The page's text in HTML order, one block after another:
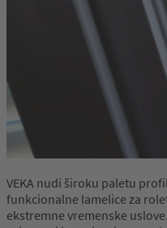
VEKA nudi široku paletu
funkcionalne lamelice za
ekstremne vremenske